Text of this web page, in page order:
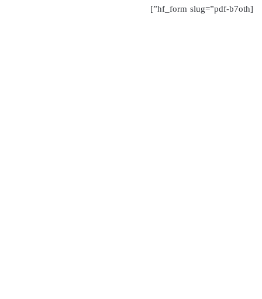
[hf_form slug=”pdf-b7oth”]